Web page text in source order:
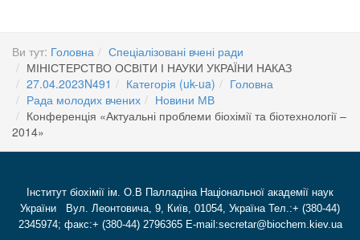
Ви тут: Головна
Спеціалізовані вчені ради
МІНІСТЕРСТВО ОСВІТИ І НАУКИ УКРАЇНИ НАКАЗ
27.04.2023N491
Категорія (uk-ua)
Головна
Рада молодих вчених
Новини МВ
Конференція «Актуальні проблеми біохімії та біотехнології –
2014»
Інститут біохімії ім. О.В Палладіна Національної академії наук
України Вул. Леонтовича, 9, Київ, 01054, Україна Тел.:+ (380-44)
2345974; факс:+ (380-44) 2796365 E-mail:secretar@biochem.kiev.ua